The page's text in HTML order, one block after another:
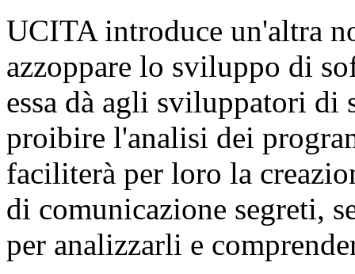
UCITA introduce un'altra
azzoppare lo sviluppo di
essa dà agli sviluppatori
proibire l'analisi dei
faciliterà per loro la
di comunicazione segreti,
per analizzarli e